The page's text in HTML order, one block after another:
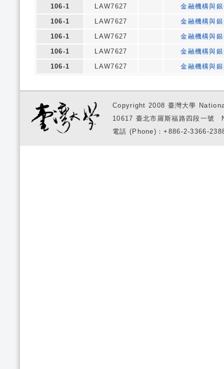
106-1
LAW7627
金融機構與
106-1
LAW7627
金融機構與
106-1
LAW7627
金融機構與
106-1
LAW7627
金融機構與
106-1
LAW7627 金融機構與
Copyright 2008 臺灣大學
10617 臺北市羅斯福路四段一
電話 (Phone)：+886-2-3366-